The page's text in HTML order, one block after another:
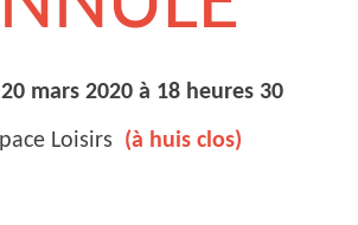
mars 2020 à 18 heures 30
Loisirs (à huis clos)